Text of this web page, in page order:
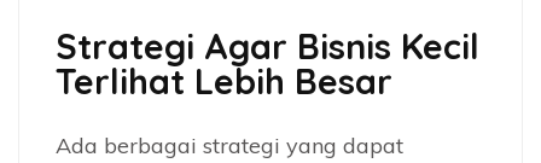
Strategi Agar Bisnis Kecil
Terlihat Lebih Besar
Ada berbagai strategi yang dapat